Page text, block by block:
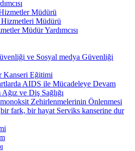
Müdürü
Hizmetleri Müdürü
Müdür Yardımcısı
ve Sosyal medya Güvenliği
Kanseri Eğitimi
AIDS ile Mücadeleye Devam
ve Diş Sağlığı
Zehirlenmelerinin Önlenmesi
fark, bir hayat Serviks kanserine dur